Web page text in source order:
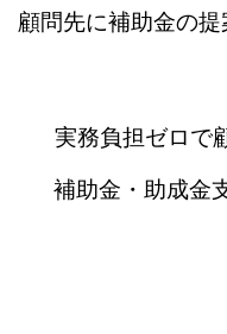
顧問先に補助金の
実務負担ゼロで
補助金・助成金